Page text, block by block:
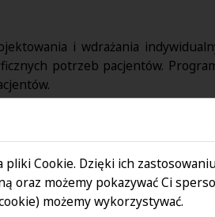
i wdrażania
potrzeb pacjentów.
jak i rzeczywiste
i monitorować postępy
pacjentów z chorobami
Cookie. Dzięki ich
oraz możemy pokazywać Ci
możemy wykorzystywać.